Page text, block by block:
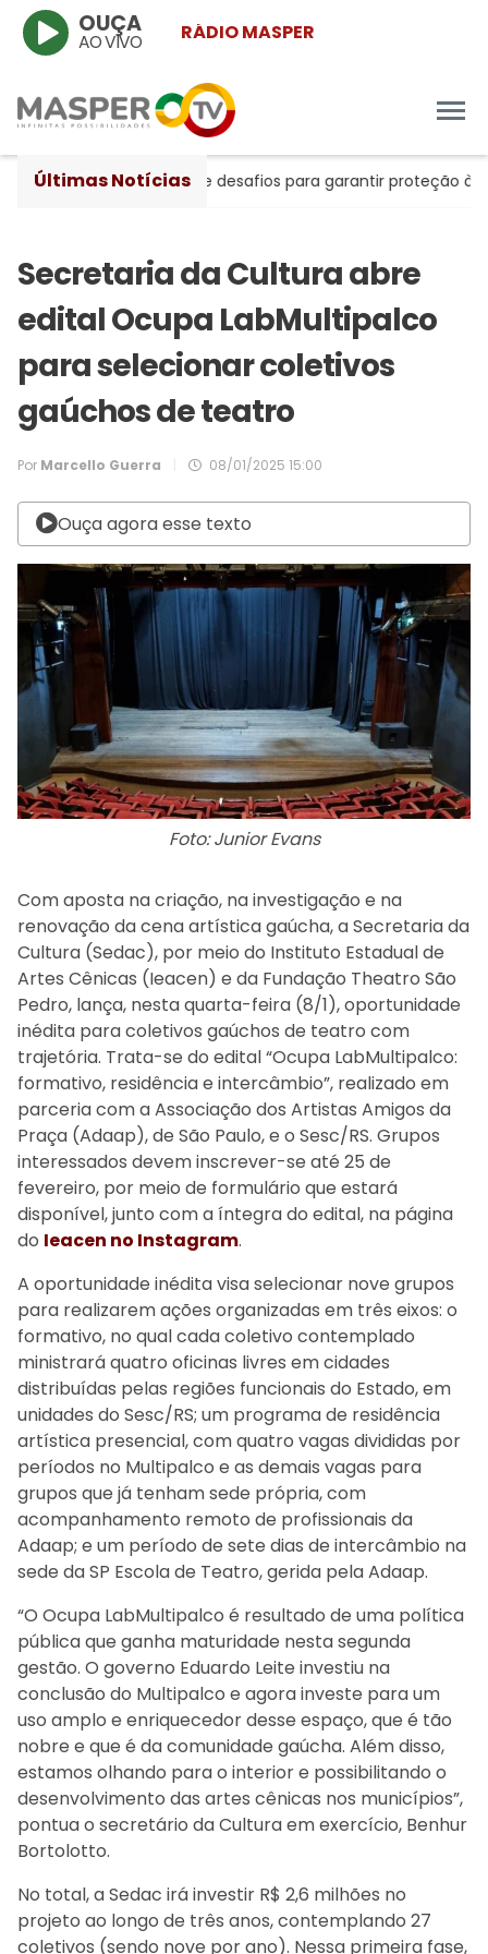
RÁDIO MASPER
OUÇA
AO VIVO
Últimas Notícias
históricos e desafios para garantir proteção às
Secretaria da Cultura abre
edital Ocupa LabMultipalco
para selecionar coletivos
gaúchos de teatro
Por Marcello Guerra 08/01/2025 15:00
Ouça agora esse texto
Foto: Junior Evans
Com aposta na criação, na investigação e na
renovação da cena artística gaúcha, a Secretaria da
Cultura (Sedac), por meio do Instituto Estadual de
Artes Cênicas (Ieacen) e da Fundação Theatro São
Pedro, lança, nesta quarta-feira (8/1), oportunidade
inédita para coletivos gaúchos de teatro com
trajetória. Trata-se do edital “Ocupa LabMultipalco:
formativo, residência e intercâmbio”, realizado em
parceria com a Associação dos Artistas Amigos da
Praça (Adaap), de São Paulo, e o Sesc/RS. Grupos
interessados devem inscrever-se até 25 de
fevereiro, por meio de formulário que estará
disponível, junto com a íntegra do edital, na página
do Ieacen no Instagram.
A oportunidade inédita visa selecionar nove grupos
para realizarem ações organizadas em três eixos: o
formativo, no qual cada coletivo contemplado
ministrará quatro oficinas livres em cidades
distribuídas pelas regiões funcionais do Estado, em
unidades do Sesc/RS; um programa de residência
artística presencial, com quatro vagas divididas por
períodos no Multipalco e as demais vagas para
grupos que já tenham sede própria, com
acompanhamento remoto de profissionais da
Adaap; e um período de sete dias de intercâmbio na
sede da SP Escola de Teatro, gerida pela Adaap.
“O Ocupa LabMultipalco é resultado de uma política
pública que ganha maturidade nesta segunda
gestão. O governo Eduardo Leite investiu na
conclusão do Multipalco e agora investe para um
uso amplo e enriquecedor desse espaço, que é tão
nobre e que é da comunidade gaúcha. Além disso,
estamos olhando para o interior e possibilitando o
desenvolvimento das artes cênicas nos municípios”,
pontua o secretário da Cultura em exercício, Benhur
Bortolotto.
No total, a Sedac irá investir R$ 2,6 milhões no
projeto ao longo de três anos, contemplando 27
coletivos (sendo nove por ano). Nessa primeira fase,